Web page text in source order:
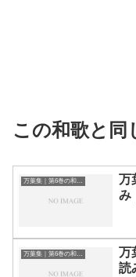
この和歌と同
万
み
万葉集｜第6巻の和歌一覧
万
読